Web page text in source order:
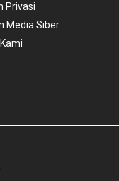
Privasi
Media Siber